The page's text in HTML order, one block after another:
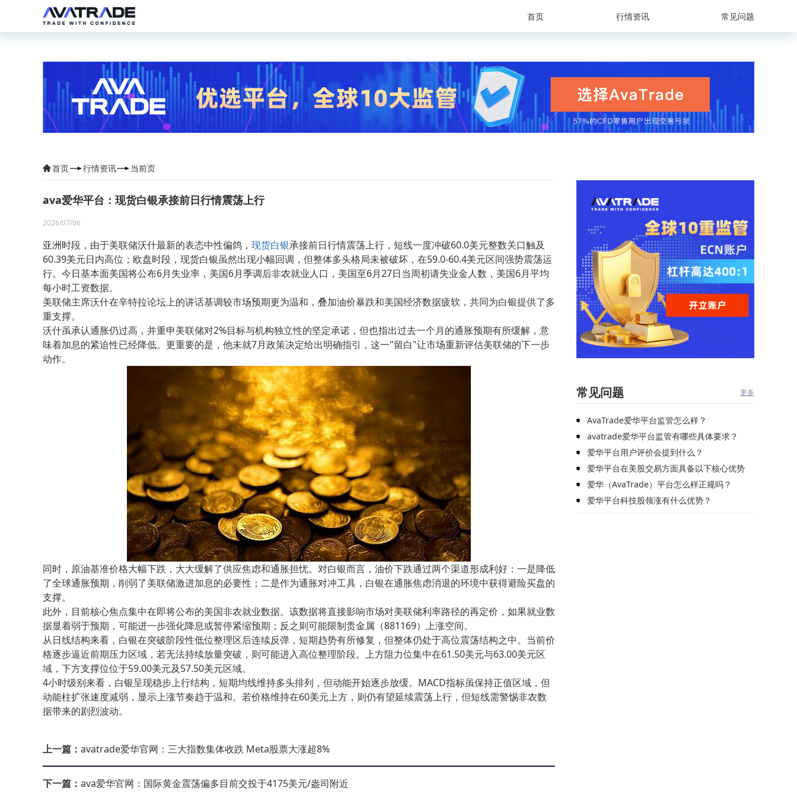
首页 行情资讯 常见问题
首页 行情资讯 当前页
ava爱华平台：现货白银承接前日行情震荡上行
2026/07/06
亚洲时段，由于美联储沃什最新的表态中性偏鸽， 现货白银承接前日行情震荡上行，短线一度冲破60.0美元整数关口触及
60.39美元日内高位；欧盘时段，现货白银虽然出现小幅回调，但整体多头格局未被破坏，在59.0-60.4美元区间强势震荡运
行。今日基本面美国将公布6月失业率，美国6月季调后非农就业人口，美国至6月27日当周初请失业金人数，美国6月平均
每小时工资数据。
美联储主席沃什在辛特拉论坛上的讲话基调较市场预期更为温和，叠加油价暴跌和美国经济数据疲软，共同为白银提供了多
重支撑。
沃什虽承认通胀仍过高，并重申美联储对2%目标与机构独立性的坚定承诺，但也指出过去一个月的通胀预期有所缓解，意
味着加息的紧迫性已经降低。更重要的是，他未就7月政策决定给出明确指引，这一"留白"让市场重新评估美联储的下一步
动作。
同时，原油基准价格大幅下跌，大大缓解了供应焦虑和通胀担忧。对白银而言，油价下跌通过两个渠道形成利好：一是降低
了全球通胀预期，削弱了美联储激进加息的必要性；二是作为通胀对冲工具，白银在通胀焦虑消退的环境中获得避险买盘的
支撑。
此外，目前核心焦点集中在即将公布的美国非农就业数据。该数据将直接影响市场对美联储利率路径的再定价，如果就业数
据显着弱于预期，可能进一步强化降息或暂停紧缩预期；反之则可能限制贵金属（881169）上涨空间。
从日线结构来看，白银在突破阶段性低位整理区后连续反弹，短期趋势有所修复，但整体仍处于高位震荡结构之中。当前价
格逐步逼近前期压力区域，若无法持续放量突破，则可能进入高位整理阶段。上方阻力位集中在61.50美元与63.00美元区
域，下方支撑位位于59.00美元及57.50美元区域。
4小时级别来看，白银呈现稳步上行结构，短期均线维持多头排列，但动能开始逐步放缓。MACD指标虽保持正值区域，但
动能柱扩张速度减弱，显示上涨节奏趋于温和。若价格维持在60美元上方，则仍有望延续震荡上行，但短线需警惕非农数
据带来的剧烈波动。
上一篇： avatrade爱华官网：三大指数集体收跌 Meta股票大涨超8%
下一篇： ava爱华官网：国际黄金震荡偏多目前交投于4175美元/盎司附近
常见问题 更多
AvaTrade爱华平台监管怎么样？
avatrade爱华平台监管有哪些具体要求？
爱华平台用户评价会提到什么？
爱华平台在美股交易方面具备以下核心优势
爱华（AvaTrade）平台怎么样正规吗？
爱华平台科技股领涨有什么优势？